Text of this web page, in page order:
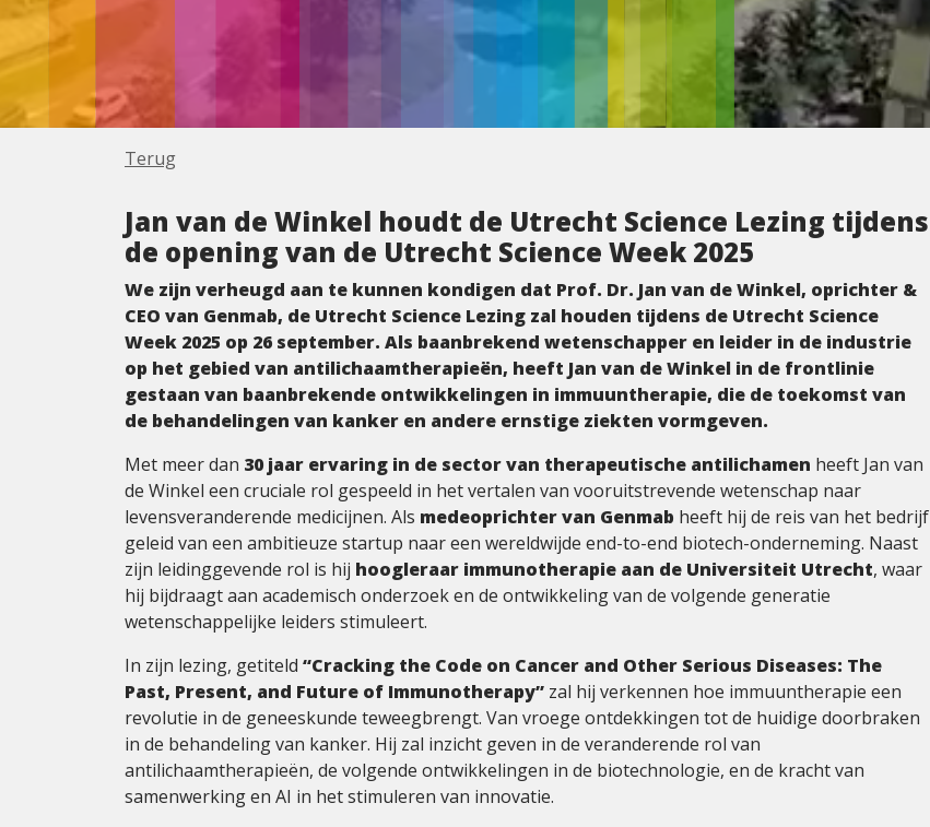
Terug
Jan van de Winkel houdt de Utrecht Science Lezing tijdens
de opening van de Utrecht Science Week 2025
We zijn verheugd aan te kunnen kondigen dat Prof. Dr. Jan van de Winkel, oprichter &
CEO van Genmab, de Utrecht Science Lezing zal houden tijdens de Utrecht Science
Week 2025 op 26 september. Als baanbrekend wetenschapper en leider in de industrie
op het gebied van antilichaamtherapieën, heeft Jan van de Winkel in de frontlinie
gestaan van baanbrekende ontwikkelingen in immuuntherapie, die de toekomst van
de behandelingen van kanker en andere ernstige ziekten vormgeven.
Met meer dan 30 jaar ervaring in de sector van therapeutische antilichamen heeft Jan van
de Winkel een cruciale rol gespeeld in het vertalen van vooruitstrevende wetenschap naar
levensveranderende medicijnen. Als medeoprichter van Genmab heeft hij de reis van het bedrijf
geleid van een ambitieuze startup naar een wereldwijde end-to-end biotech-onderneming. Naast
zijn leidinggevende rol is hij hoogleraar immunotherapie aan de Universiteit Utrecht, waar
hij bijdraagt aan academisch onderzoek en de ontwikkeling van de volgende generatie
wetenschappelijke leiders stimuleert.
In zijn lezing, getiteld “Cracking the Code on Cancer and Other Serious Diseases: The
Past, Present, and Future of Immunotherapy” zal hij verkennen hoe immuuntherapie een
revolutie in de geneeskunde teweegbrengt. Van vroege ontdekkingen tot de huidige doorbraken
in de behandeling van kanker. Hij zal inzicht geven in de veranderende rol van
antilichaamtherapieën, de volgende ontwikkelingen in de biotechnologie, en de kracht van
samenwerking en AI in het stimuleren van innovatie.